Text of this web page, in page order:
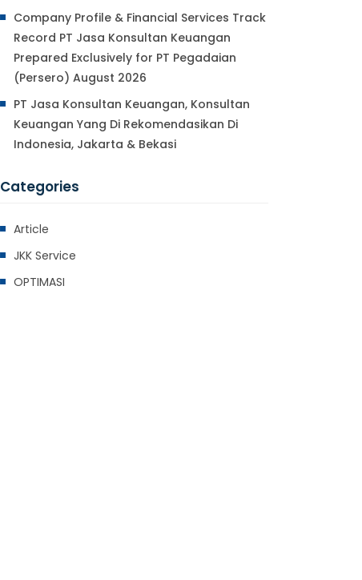
Company Profile & Financial Services Track
Record PT Jasa Konsultan Keuangan
Prepared Exclusively for PT Pegadaian
(Persero) August 2026
PT Jasa Konsultan Keuangan, Konsultan
Keuangan Yang Di Rekomendasikan Di
Indonesia, Jakarta & Bekasi
Categories
Article
JKK Service
OPTIMASI